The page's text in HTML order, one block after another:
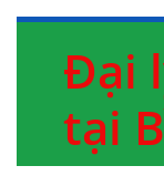
Đại
tại